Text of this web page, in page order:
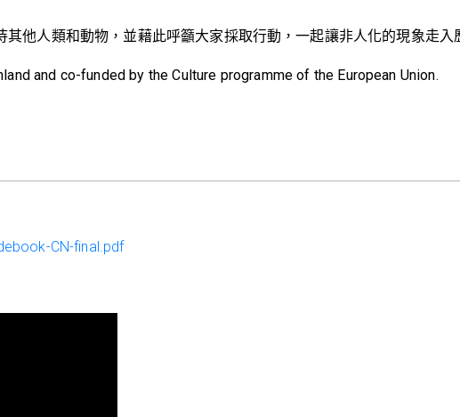
他人類和動物，並藉此呼籲大家採取行動，一起讓非人化的現象走入
and co-funded by the Culture programme of the European Union.
CN-final.pdf